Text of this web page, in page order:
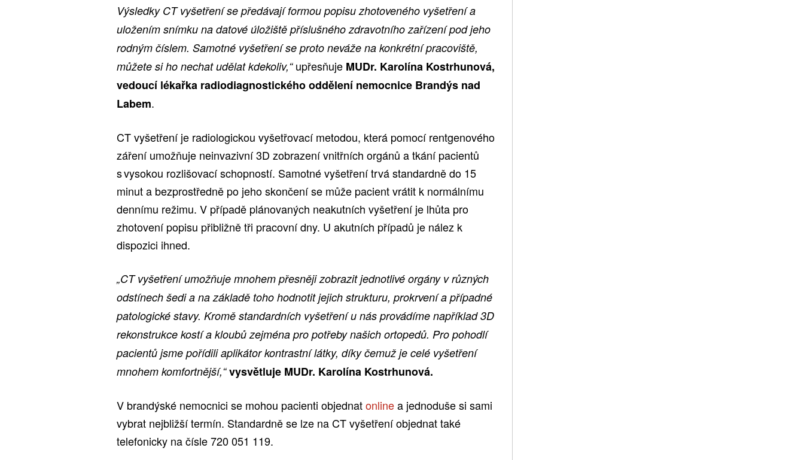
Výsledky CT vyšetření se předávají formou popisu zhotoveného vyšetření a
uložením snímku na datové úložiště příslušného zdravotního zařízení pod jeho
rodným číslem. Samotné vyšetření se proto neváže na konkrétní pracoviště,
můžete si ho nechat udělat kdekoliv,“ upřesňuje MUDr. Karolína Kostrhunová,
vedoucí lékařka radiodiagnostického oddělení nemocnice Brandýs nad
Labem.
CT vyšetření je radiologickou vyšetřovací metodou, která pomocí rentgenového
záření umožňuje neinvazivní 3D zobrazení vnitřních orgánů a tkání pacientů
s vysokou rozlišovací schopností. Samotné vyšetření trvá standardně do 15
minut a bezprostředně po jeho skončení se může pacient vrátit k normálnímu
dennímu režimu. V případě plánovaných neakutních vyšetření je lhůta pro
zhotovení popisu přibližně tři pracovní dny. U akutních případů je nález k
dispozici ihned.
„CT vyšetření umožňuje mnohem přesněji zobrazit jednotlivé orgány v různých
odstínech šedi a na základě toho hodnotit jejich strukturu, prokrvení a případné
patologické stavy. Kromě standardních vyšetření u nás provádíme například 3D
rekonstrukce kostí a kloubů zejména pro potřeby našich ortopedů. Pro pohodlí
pacientů jsme pořídili aplikátor kontrastní látky, díky čemuž je celé vyšetření
mnohem komfortnější,“ vysvětluje MUDr. Karolína Kostrhunová.
V brandýské nemocnici se mohou pacienti objednatonlinea jednoduše si sami
vybrat nejbližší termín. Standardně se lze na CT vyšetření objednat také
telefonicky na čísle 720 051 119.